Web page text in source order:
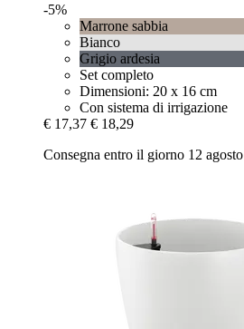
-5%
Marrone sabbia
Bianco
Grigio ardesia
Set completo
Dimensioni: 20 x 16 cm
Con sistema di irrigazione
€ 17,37 € 18,29
Consegna entro il giorno 12 agosto